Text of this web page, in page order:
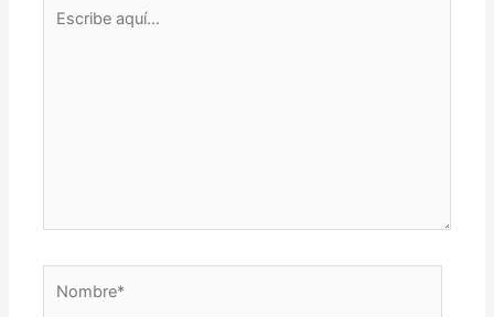
aquí...